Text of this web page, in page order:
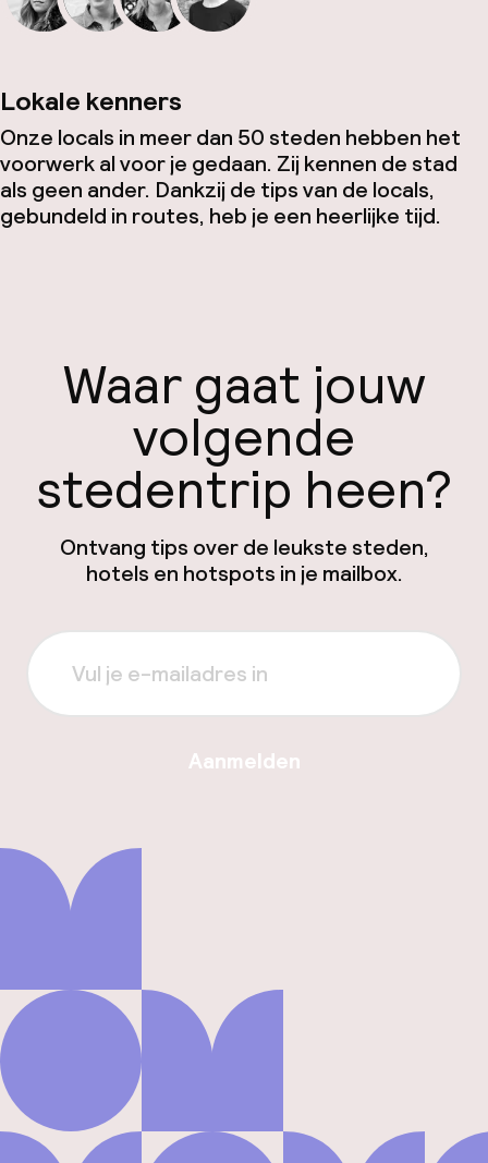
Lokale kenners
Onze locals in meer dan 50 steden hebben het
voorwerk al voor je gedaan. Zij kennen de stad
als geen ander. Dankzij de tips van de locals,
gebundeld in routes, heb je een heerlijke tijd.
Waar gaat jouw
volgende
stedentrip heen?
Ontvang tips over de leukste steden,
hotels en hotspots in je mailbox.
Aanmelden